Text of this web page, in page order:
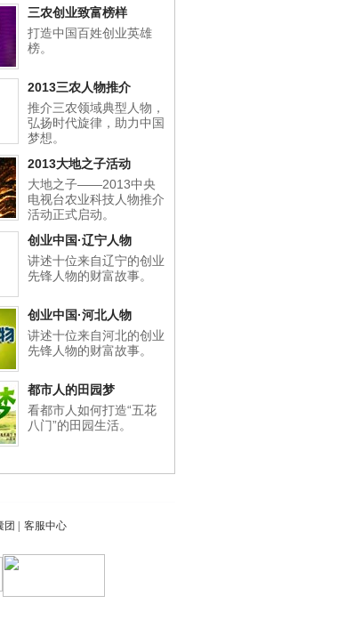
三农创业致富榜样
打造中国百姓创业英雄
榜。
2013三农人物推介
推介三农领域典型人物，
弘扬时代旋律，助力中国
梦想。
2013大地之子活动
大地之子——2013中央
电视台农业科技人物推介
活动正式启动。
创业中国·辽宁人物
讲述十位来自辽宁的创业
先锋人物的财富故事。
创业中国·河北人物
讲述十位来自河北的创业
先锋人物的财富故事。
都市人的田园梦
看都市人如何打造“五花
八门”的田园生活。
团 客服中心